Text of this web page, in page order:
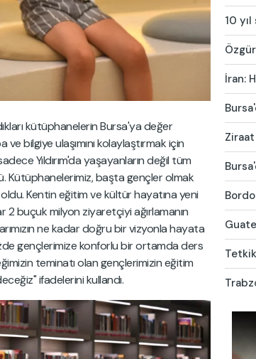
kütüphanelerin Bursa'ya değer
bilgiye ulaşımını kolaylaştırmak için
Yıldırım'da yaşayanların değil tüm
Kütüphanelerimiz, başta gençler olmak
Kentin eğitim ve kültür hayatına yeni
buçuk milyon ziyaretçiyi ağırlamanın
ne kadar doğru bir vizyonla hayata
gençlerimize konforlu bir ortamda ders
teminatı olan gençlerimizin eğitim
ifadelerini kullandı.
10
İran: